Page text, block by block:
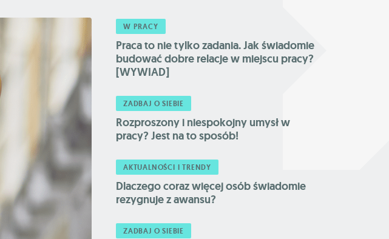
W PRACY
Praca to nie tylko zadania. Jak świadomie
budować dobre relacje w miejscu pracy?
[WYWIAD]
ZADBAJ O SIEBIE
Rozproszony i niespokojny umysł w
pracy? Jest na to sposób!
AKTUALNOŚCI I TRENDY
Dlaczego coraz więcej osób świadomie
rezygnuje z awansu?
ZADBAJ O SIEBIE